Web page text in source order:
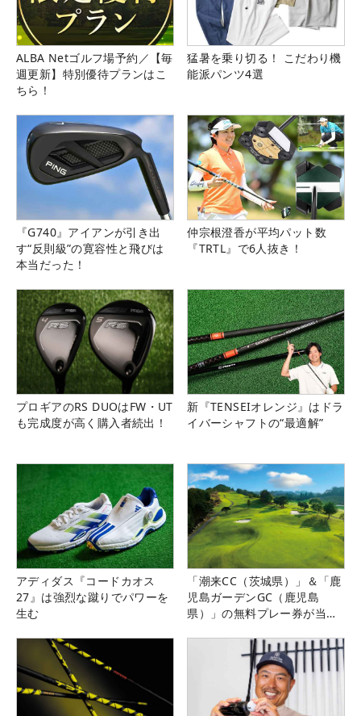
ALBA Netゴルフ場予約／【毎
週更新】特別優待プランはこ
ちら！
猛暑を乗り切る！ こだわり機
能派パンツ4選
『G740』アイアンが引き出
す“反則級”の寛容性と飛びは
本当だった！
仲宗根澄香が平均パット数
『TRTL』で6人抜き！
プロギアのRS DUOはFW・UT
も完成度が高く購入者続出！
新『TENSEIオレンジ』はドラ
イバーシャフトの“最適解”
アディダス『コードカオス
27』は強烈な蹴りでパワーを
生む
「潮来CC（茨城県）」＆「鹿
児島ガーデンGC（鹿児島
県）」の無料プレー券が当た